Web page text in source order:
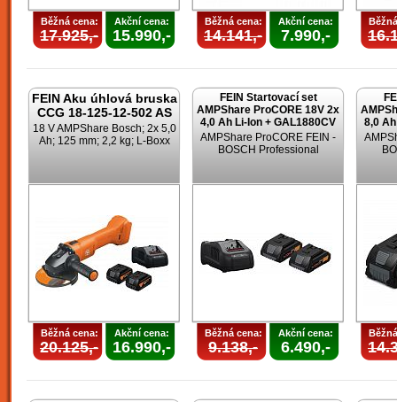
Běžná cena:
17.925,-
Akční cena:
15.990,-
Běžná cena:
14.141,-
Akční cena:
7.990,-
FEIN Aku úhlová bruska
CCG 18-125-12-502 AS
18 V AMPShare Bosch; 2x 5,0
Ah; 125 mm; 2,2 kg; L-Boxx
Běžná cena:
20.125,-
Akční cena:
16.990,-
FEIN Startovací set
AMPShare ProCORE 18V 2x
4,0 Ah Li-Ion + GAL1880CV
AMPShare ProCORE FEIN -
BOSCH Professional
Běžná cena:
9.138,-
Akční cena:
6.490,-
8,0